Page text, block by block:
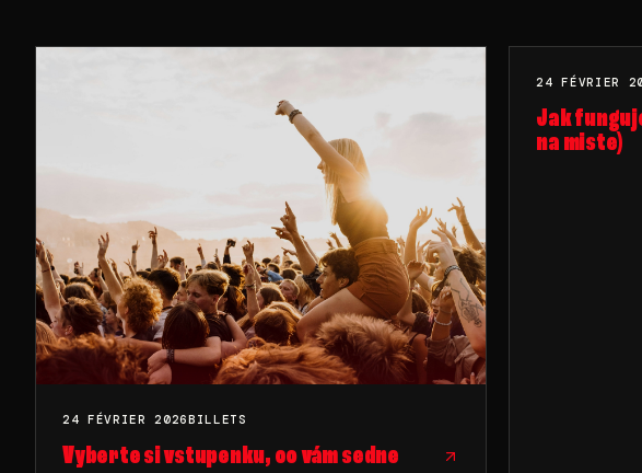
24 FÉVRIER 2026BILLETS
Vyberte si vstupenku, co vám sedne
BILLETS
24 FÉVRIER
Jak
na miste)